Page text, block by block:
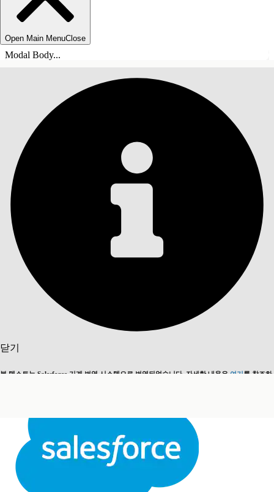
Open Main MenuClose
Modal Body...
닫기
본 텍스트는 Salesforce 기계 번역 시스템으로 번역되었습니다. 자세한 내용은 여기를 참조하
닫기닫기
목차